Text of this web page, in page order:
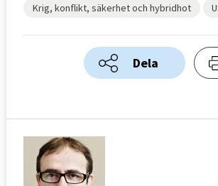
Krig, konflikt, säkerhet och hybridhot
Dela